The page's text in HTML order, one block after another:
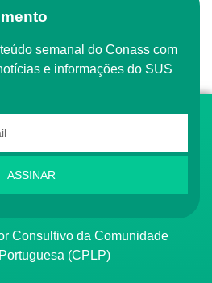
e informações do SUS
ASSINAR
(CPLP)